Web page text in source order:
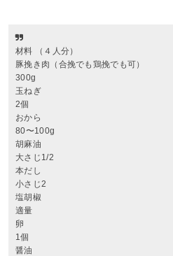
材料 （４人分）
豚挽き肉（合挽でも鶏挽でも可）
300g
玉ねぎ
2個
おから
80〜100g
胡麻油
大さじ1/2
本だし
小さじ2
塩胡椒
適量
卵
1個
醤油